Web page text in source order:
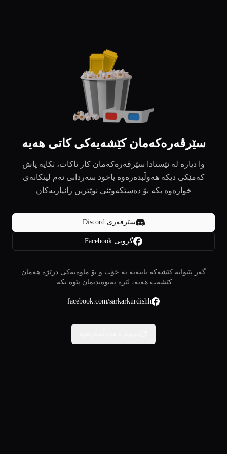
سێرڤەرەکەمان کێشەیەکی کاتی هەیە
وا دیارە لە ئێستادا سێرڤەرەکەمان کار ناکات، تکایە پاش
کەمێکی دیکە هەوڵبدەرەوە یاخود سەردانی ئەم لینکانەی
خوارەوە بکە بۆ دەستکەوتنی نوێترین زانیاریەکان
سێرڤەری Discord
گروپی Facebook
گەر پێتوایە کێشەکە تایبەتە بە خۆت و بۆ ماوەیەکی درێژە هەمان
کێشەت هەیە، لێرە پەیوەندیمان پێوە بکە:
facebook.com/sarkarkurdishh